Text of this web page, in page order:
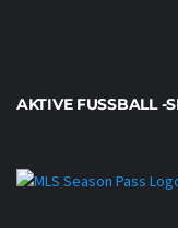
AKTIVE FUSSBALL -